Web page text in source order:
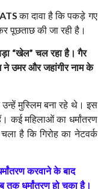
ATS का दावा है कि पकड़े गए
पूछताछ की जा रही है।
“खेल” चल रहा है। गैर
ने उमर और जहांगीर नाम के
मुस्लिम बना रहे थे। इस
कई महिलाओं का धर्मांतरण
है कि गिरोह का नेटवर्क
करवाने के बाद
तक धर्मांतरण हो चुका है।